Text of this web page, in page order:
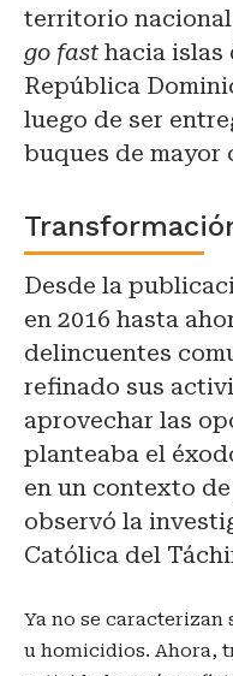
territorio nacional
go fast hacia islas
República
luego de ser
buques de mayor
Desde la
en 2016 hasta
delincuentes
refinado sus
aprovechar las
planteaba el
en un contexto
observó la
Católica del
Ya no se
u homicidios. Ahora,